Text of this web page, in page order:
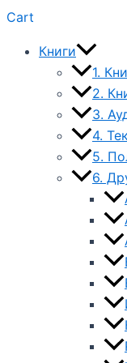
Cart
Книги
1.
2.
3.
4.
5.
6.